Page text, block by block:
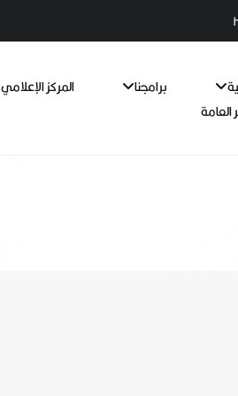
برامجنا المركز الإعلامي
العامة